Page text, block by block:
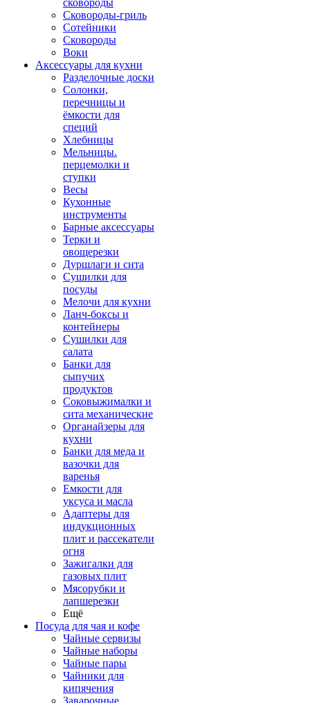
сковороды
Сковороды-гриль
Сотейники
Сковороды
Воки
Аксессуары для кухни
Разделочные доски
Солонки,
перечницы и
ёмкости для
специй
Хлебницы
Мельницы.
перцемолки и
ступки
Весы
Кухонные
инструменты
Барные аксессуары
Терки и
овощерезки
Дуршлаги и сита
Сушилки для
посуды
Мелочи для кухни
Ланч-боксы и
контейнеры
Сушилки для
салата
Банки для
сыпучих
продуктов
Соковыжималки и
сита механические
Органайзеры для
кухни
Банки для меда и
вазочки для
варенья
Емкости для
уксуса и масла
Адаптеры для
индукционных
плит и рассекатели
огня
Зажигалки для
газовых плит
Мясорубки и
лапшерезки
Ещё
Посуда для чая и кофе
Чайные сервизы
Чайные наборы
Чайные пары
Чайники для
кипячения
Заварочные